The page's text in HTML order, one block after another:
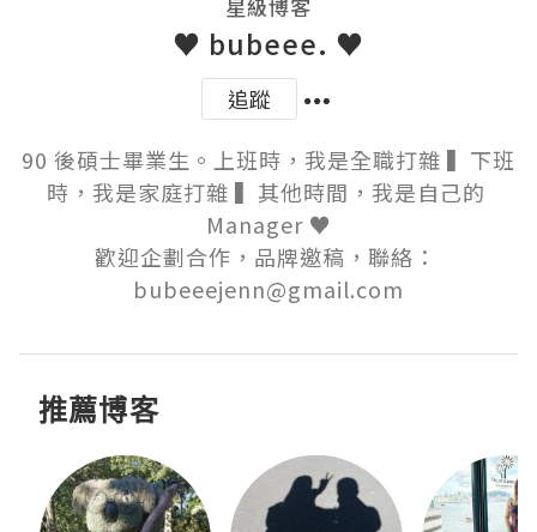
星級博客
♥ bubeee. ♥
追蹤
90 後碩士畢業生。上班時，我是全職打雜 ▍下班
時，我是家庭打雜 ▍其他時間，我是自己的
Manager ♥
歡迎企劃合作，品牌邀稿，聯絡：
bubeeejenn@gmail.com
推薦博客